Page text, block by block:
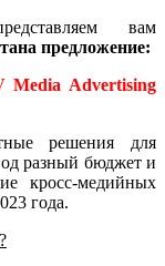
вам
предложение:
Media Advertising
решения для
разный бюджет и
кросс-медийных
года.